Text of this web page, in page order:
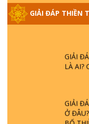
GIẢI ĐÁP THIỀN
GIẢI
- BÁC
DO
GIẢI
LÀ AI?
GIẢI
Ở
BỐ